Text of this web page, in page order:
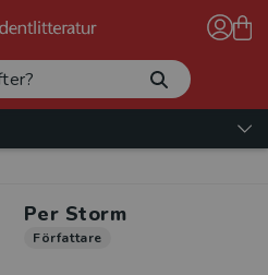
Per Storm
Författare